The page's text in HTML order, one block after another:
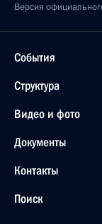
Версия
События
Структура
Видео и фото
Документы
Контакты
Поиск